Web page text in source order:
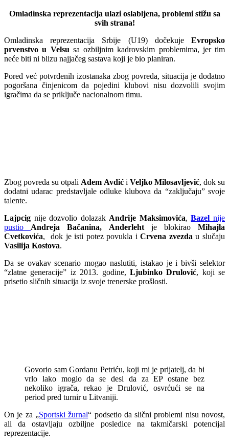
Omladinska reprezentacija ulazi oslabljena, problemi stižu sa
svih strana!
Omladinska reprezentacija Srbije (U19) dočekuje Evropsko
prvenstvo u Velsu sa ozbiljnim kadrovskim problemima, jer tim
neće biti ni blizu najjačeg sastava koji je bio planiran.
Pored već potvrđenih izostanaka zbog povreda, situacija je dodatno
pogoršana činjenicom da pojedini klubovi nisu dozvolili svojim
igračima da se priključe nacionalnom timu.
Zbog povreda su otpali Adem Avdić i Veljko Milosavljević, dok su
dodatni udarac predstavljale odluke klubova da “zaključaju” svoje
talente.
Lajpcig nije dozvolio dolazak Andrije Maksimovića,Bazel nije
pustio Andreja Bačanina, Anderleht je blokirao Mihajla
Cvetkovića, dok je isti potez povukla iCrvena zvezda u slučaju
Vasilija Kostova.
Da se ovakav scenario mogao naslutiti, istakao je i bivši selektor
“zlatne generacije” iz 2013. godine, Ljubinko Drulović, koji se
prisetio sličnih situacija iz svoje trenerske prošlosti.
Govorio sam Gordanu Petriću, koji mi je prijatelj, da bi
vrlo lako moglo da se desi da za EP ostane bez
nekoliko igrača, rekao je Drulović, osvrćući se na
period pred turnir u Litvaniji.
On je za „Sportski žurnal“ podsetio da slični problemi nisu novost,
ali da ostavljaju ozbiljne posledice na takmičarski potencijal
reprezentacije.